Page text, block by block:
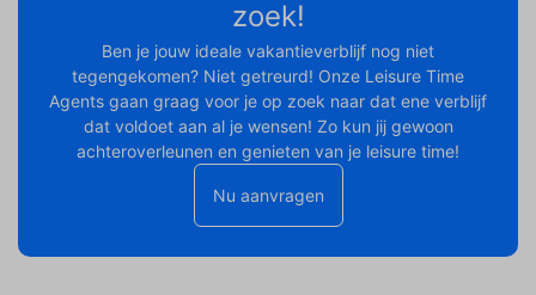
zoek!
Ben je jouw ideale vakantieverblijf nog niet
tegengekomen? Niet getreurd! Onze Leisure Time
Agents gaan graag voor je op zoek naar dat ene verblijf
dat voldoet aan al je wensen! Zo kun jij gewoon
achteroverleunen en genieten van je leisure time!
Nu aanvragen